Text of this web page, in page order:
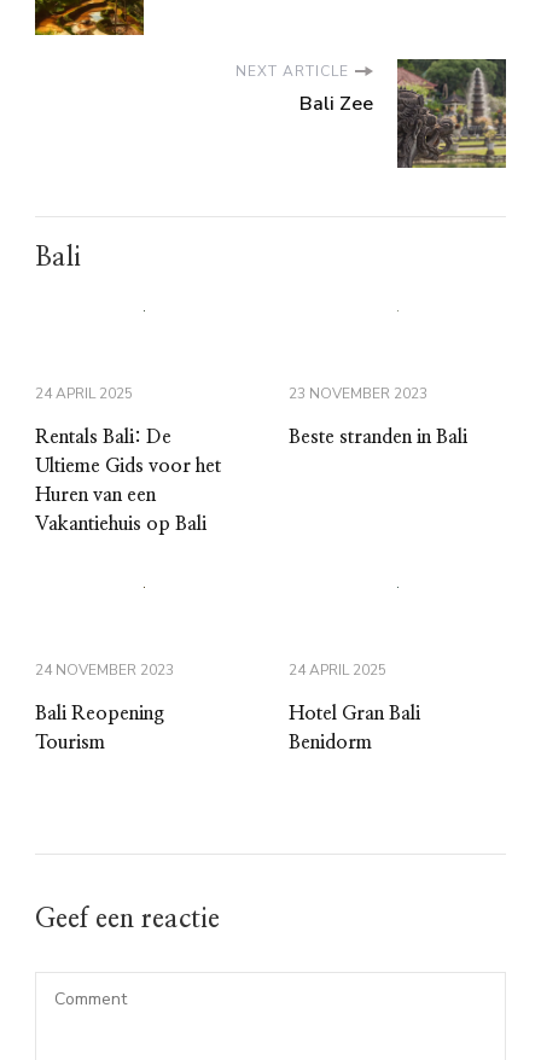
NEXT ARTICLE
Bali Zee
Bali
24 APRIL 2025
Rentals Bali: De
Ultieme Gids voor het
Huren van een
Vakantiehuis op Bali
23 NOVEMBER 2023
Beste stranden in Bali
24 NOVEMBER 2023
Bali Reopening
Tourism
24 APRIL 2025
Hotel Gran Bali
Benidorm
Geef een reactie